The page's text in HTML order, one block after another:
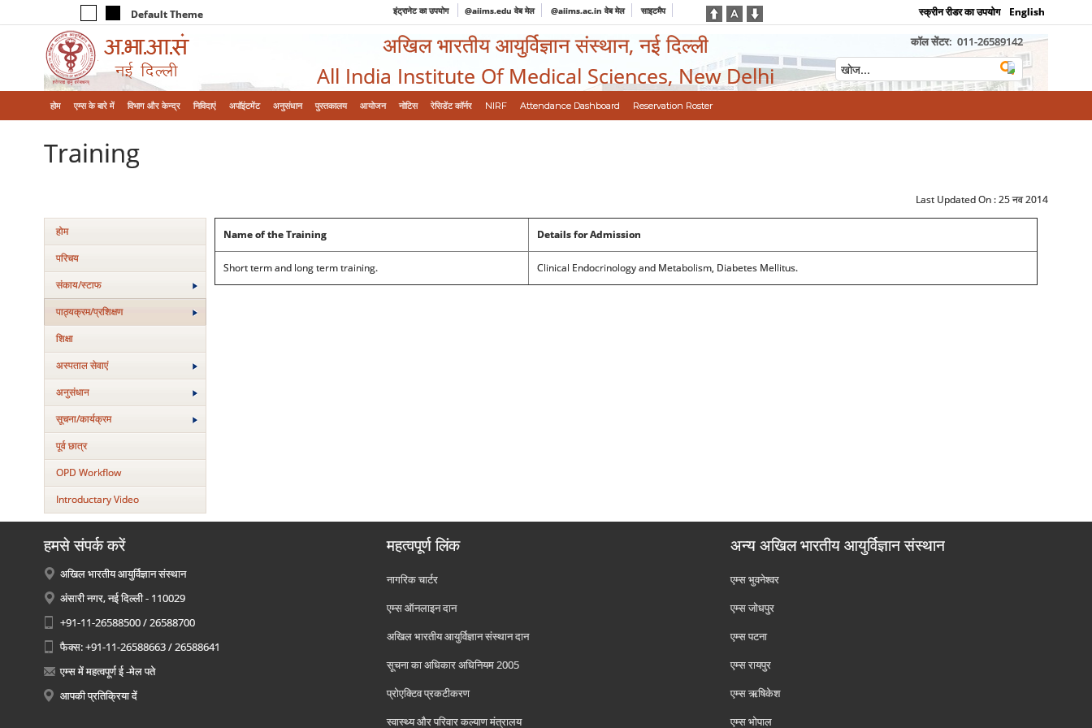
Default Theme इंट्रानेट का उपयोग @aiims.edu वेब मेल @aiims.ac.in वेब मेल साइटमैप स्क्रीन रीडर का उपयोग English
अखिल भारतीय आयुर्विज्ञान संस्थान, नई दिल्ली
All India Institute Of Medical Sciences, New Delhi
कॉल सेंटर: 011-26589142
होम एम्‍स के बारे में विभाग और केन्‍द्र निविदाएं अपॉइंटमेंट अनुसंधान पुस्तकालय आयोजन नोटिस रेसिडेंट कॉर्नर NIRF Attendance Dashboard Reservation Roster
Training
Last Updated On :25 नव 2014
होम
परिचय
संकाय/स्‍टाफ
पाठ्यक्रम/प्रशिक्षण
शिक्षा
अस्‍पताल सेवाएं
अनुसंधान
सूचना/कार्यक्रम
पूर्व छात्र
OPD Workflow
Introductary Video
Name of the Training Details for Admission
Short term and long term training. Clinical Endocrinology and Metabolism, Diabetes Mellitus.
हमसे संपर्क करें
अखिल भारतीय आयुर्विज्ञान संस्थान
अंसारी नगर, नई दिल्ली - 110029
+91-11-26588500 / 26588700
फैक्स: +91-11-26588663 / 26588641
एम्स में महत्वपूर्ण ई -मेल पते
आपकी प्रतिक्रिया दें
महत्वपूर्ण लिंक
नागरिक चार्टर
एम्स ऑनलाइन दान
अखिल भारतीय आयुर्विज्ञान संस्थान दान
सूचना का अधिकार अधिनियम 2005
प्रोएक्टिव प्रकटीकरण
स्वास्थ्य और परिवार कल्याण मंत्रालय
अन्य अखिल भारतीय आयुर्विज्ञान संस्थान
एम्‍स भुवनेश्वर
एम्‍स जोधपुर
एम्‍स पटना
एम्‍स रायपुर
एम्‍स ऋषिकेश
एम्‍स भोपाल